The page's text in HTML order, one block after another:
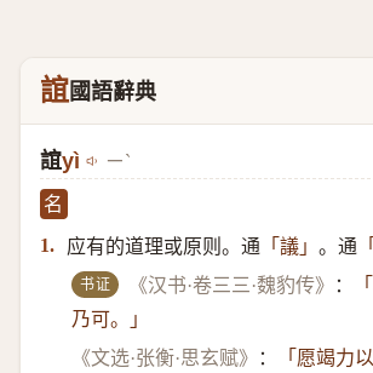
誼國語辭典
誼yì ㄧˋ
名
1.
应有的道理或原则。通 「議」 。通
书证 《汉书·卷三三·魏豹传》 ：
乃可。」
《文选·张衡·思玄赋》
：
「愿竭力